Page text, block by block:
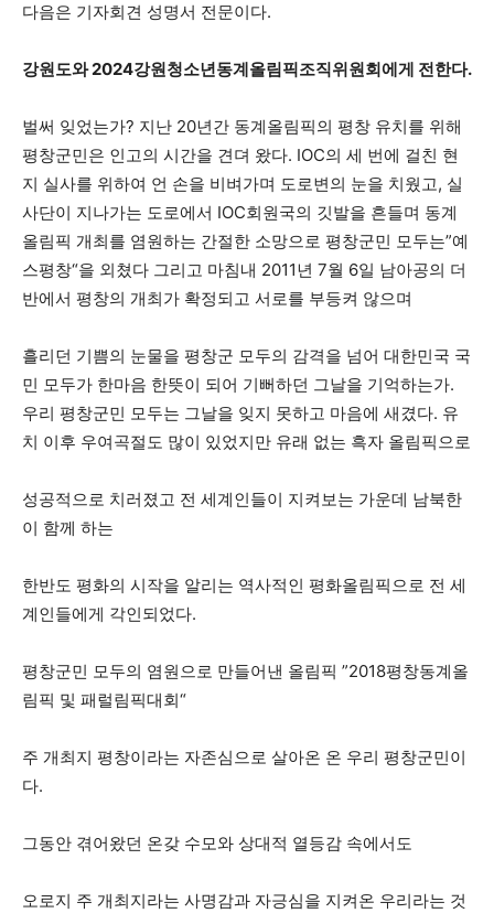
다음은 기자회견 성명서 전문이다.
강원도와2024강원청소년동계올림픽조직위원회에게 전한다.
벌써 잊었는가? 지난 20년간 동계올림픽의 평창 유치를 위해
평창군민은 인고의 시간을 견뎌 왔다. IOC의 세 번에 걸친 현
지 실사를 위하여 언 손을 비벼가며 도로변의 눈을 치웠고, 실
사단이 지나가는 도로에서 IOC회원국의 깃발을 흔들며 동계
올림픽 개최를 염원하는 간절한 소망으로 평창군민 모두는”예
스평창“을 외쳤다 그리고 마침내 2011년 7월 6일 남아공의 더
반에서 평창의 개최가 확정되고 서로를 부등켜 않으며
흘리던 기쁨의 눈물을 평창군 모두의 감격을 넘어 대한민국 국
민 모두가 한마음 한뜻이 되어 기뻐하던 그날을 기억하는가.
우리 평창군민 모두는 그날을 잊지 못하고 마음에 새겼다. 유
치 이후 우여곡절도 많이 있었지만 유래 없는 흑자 올림픽으로
성공적으로 치러졌고 전 세계인들이 지켜보는 가운데 남북한
이 함께 하는
한반도 평화의 시작을 알리는 역사적인 평화올림픽으로 전 세
계인들에게 각인되었다.
평창군민 모두의 염원으로 만들어낸 올림픽 ”2018평창동계올
림픽 및 패럴림픽대회“
주 개최지 평창이라는 자존심으로 살아온 온 우리 평창군민이
다.
그동안 겪어왔던 온갖 수모와 상대적 열등감 속에서도
오로지 주 개최지라는 사명감과 자긍심을 지켜온 우리라는 것